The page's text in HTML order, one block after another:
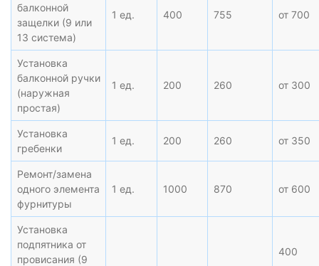
балконной
защелки (9 или
13 система)
1 ед. 400 755 от 700
Установка
балконной ручки
(наружная
простая)
1 ед. 200 260 от 300
Установка
гребенки
1 ед. 200 260 от 350
Ремонт/замена
одного элемента
фурнитуры
1 ед. 1000 870 от 600
Установка
подпятника от
провисания (9
400